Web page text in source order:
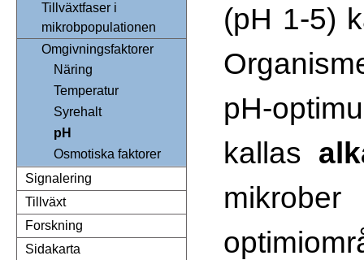
Tillväxtfaser i
mikrobpopulationen
Omgivningsfaktorer
Näring
Temperatur
Syrehalt
pH
Osmotiska faktorer
Signalering
Tillväxt
Forskning
Sidakarta
(pH 1-5)
pH-
kallas